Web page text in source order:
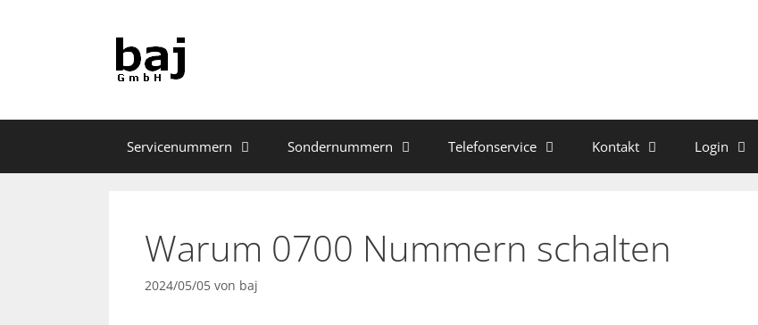
Servicenummern Sondernummern Telefonservice Kontakt Login
Warum 0700 Nummern schalten
2024/05/05 von baj